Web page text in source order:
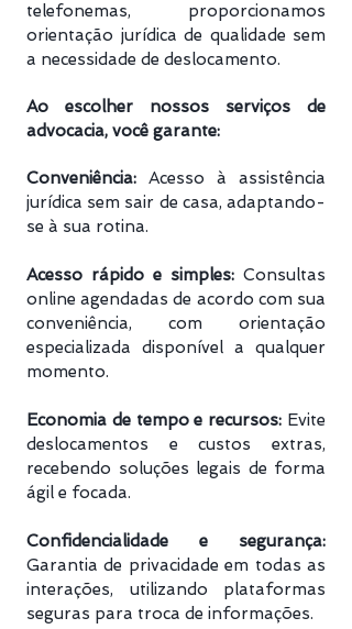
telefonemas, proporcionamos
orientação jurídica de qualidade sem
a necessidade de deslocamento.
Ao escolher nossos serviços de
advocacia, você garante:
Conveniência: Acesso à assistência
jurídica sem sair de casa, adaptando-
se à sua rotina.
Acesso rápido e simples: Consultas
online agendadas de acordo com sua
conveniência, com orientação
especializada disponível a qualquer
momento.
Economia de tempo e recursos: Evite
deslocamentos e custos extras,
recebendo soluções legais de forma
ágil e focada.
Confidencialidade e segurança:
Garantia de privacidade em todas as
interações, utilizando plataformas
seguras para troca de informações.